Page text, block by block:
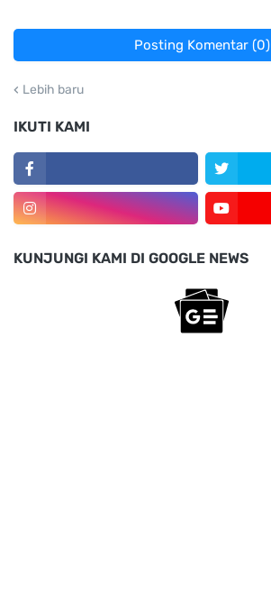
Posting Komentar (0)
Lebih baru
IKUTI KAMI
KUNJUNGI KAMI DI GOOGLE NEWS